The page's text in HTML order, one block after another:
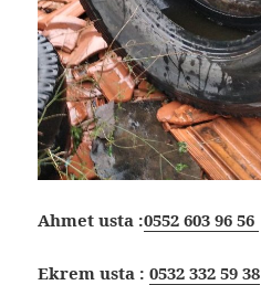
Ahmet usta :0552 603 96 56
Ekrem usta :0532 332 59 38